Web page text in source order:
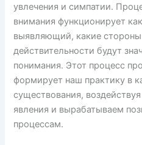
увлечения и симпатии.
внимания функционирует
выявляющий, какие
действительности будут
понимания. Этот процесс
формирует наш практику в
существования,
явления и вырабатываем
процессам.